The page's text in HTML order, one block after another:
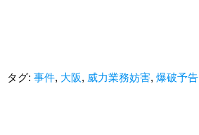
タグ: 事件, 大阪, 威力業務妨害, 爆破予告